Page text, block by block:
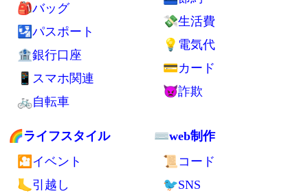
🔬小型軽量化
🏢UR賃貸住宅
🧘ミニマリスト
✈エアアジア
🏨ゲストハウス
🗽英語
💼持ち物
👛財布
💤寝袋
🍲食べ物
🍜保存食
🍳らくちん自炊